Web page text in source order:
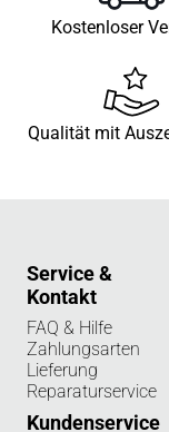
Kostenloser
Qualität mit
Service &
Kontakt
FAQ & Hilfe
Zahlungsarten
Lieferung
Reparaturservice
Kundenservice